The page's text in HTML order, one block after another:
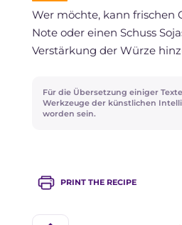
Wer möchte, kann frischen
Note oder einen Schuss
Verstärkung der Würze
Probieren Sie auch das
mit süß-saurer Soße, eine
Für die Übersetzung einiger
Werkzeuge der künstlichen
worden sein.
PRINT THE RECIPE